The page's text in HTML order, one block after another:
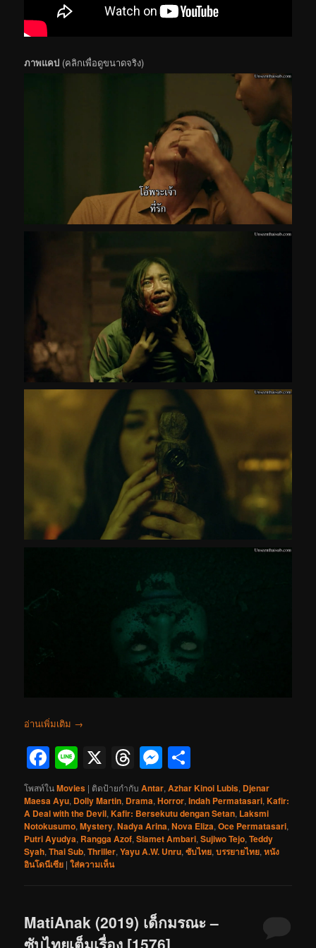
ภาพแคป (คลิกเพื่อดูขนาดจริง)
อ่านเพิ่มเติม →
Facebook
Line
X Threads
Messenger
โพสท์ในMovies | ติดป้ายกำกับ Antar,Azhar Kinoi Lubis, Djenar
Maesa Ayu, Dolly Martin, Drama,Horror,Indah Permatasari,Kafir:
A Deal with the Devil,Kafir: Bersekutu dengan Setan, Laksmi
Notokusumo,Mystery,Nadya Arina,Nova Eliza,Oce Permatasari,
Putri Ayudya, Rangga Azof,Slamet Ambari,Sujiwo Tejo,Teddy
Syah,Thai Sub,Thriller,Yayu A.W. Unru,ซับไทย,บรรยายไทย,หนัง
อินโดนีเซีย |ใส่ความเห็น
MatiAnak (2019) เด็กมรณะ –